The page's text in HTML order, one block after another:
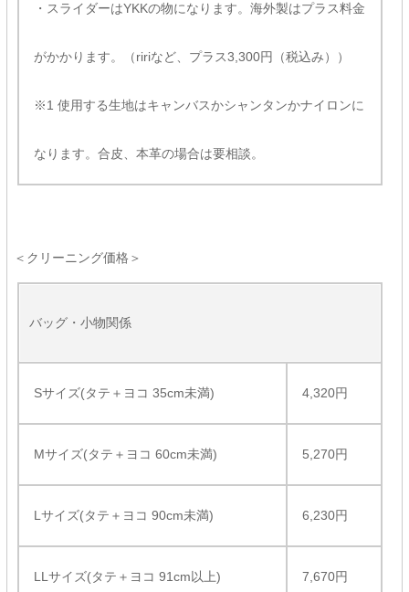
・スライダーはYKKの物になります。海外製はプラス料金
がかかります。（ririなど、プラス3,300円（税込み））
※1 使用する生地はキャンバスかシャンタンかナイロンに
なります。合皮、本革の場合は要相談。
＜クリーニング価格＞
バッグ・小物関係
Sサイズ(タテ＋ヨコ 35cm未満) 4,320円
Mサイズ(タテ＋ヨコ 60cm未満) 5,270円
Lサイズ(タテ＋ヨコ 90cm未満) 6,230円
LLサイズ(タテ＋ヨコ 91cm以上) 7,670円